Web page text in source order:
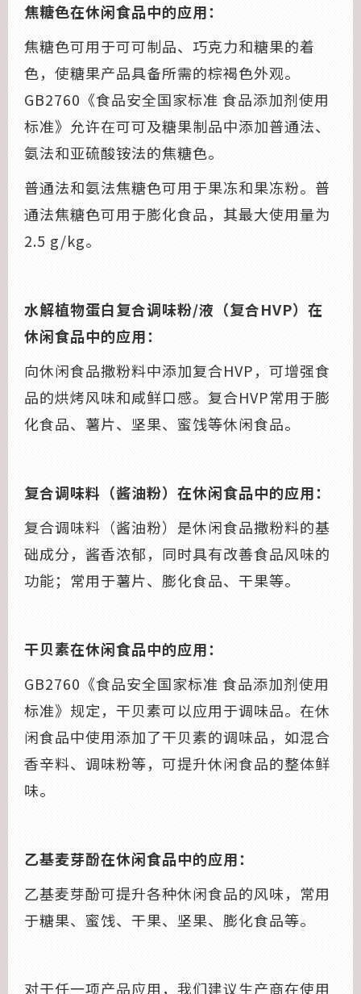
焦糖色在休闲食品中的应用：
焦糖色可用于可可制品、巧克力和糖果的着
色，使糖果产品具备所需的棕褐色外观。
GB2760《食品安全国家标准 食品添加剂使用
标准》允许在可可及糖果制品中添加普通法、
氨法和亚硫酸铵法的焦糖色。
普通法和氨法焦糖色可用于果冻和果冻粉。普
通法焦糖色可用于膨化食品，其最大使用量为
2.5 g/kg。
水解植物蛋白复合调味粉/液（复合HVP）在
休闲食品中的应用：
向休闲食品撒粉料中添加复合HVP，可增强食
品的烘烤风味和咸鲜口感。复合HVP常用于膨
化食品、薯片、坚果、蜜饯等休闲食品。
复合调味料（酱油粉）在休闲食品中的应用：
复合调味料（酱油粉）是休闲食品撒粉料的基
础成分，酱香浓郁，同时具有改善食品风味的
功能；常用于薯片、膨化食品、干果等。
干贝素在休闲食品中的应用：
GB2760《食品安全国家标准 食品添加剂使用
标准》规定，干贝素可以应用于调味品。在休
闲食品中使用添加了干贝素的调味品，如混合
香辛料、调味粉等，可提升休闲食品的整体鲜
味。
乙基麦芽酚在休闲食品中的应用：
乙基麦芽酚可提升各种休闲食品的风味，常用
于糖果、蜜饯、干果、坚果、膨化食品等。
对于任一项产品应用，我们建议生产商在使用